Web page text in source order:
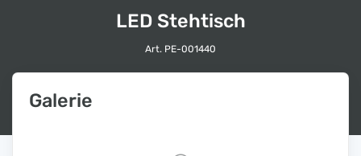
LED Stehtisch
Art. PE-001440
Galerie